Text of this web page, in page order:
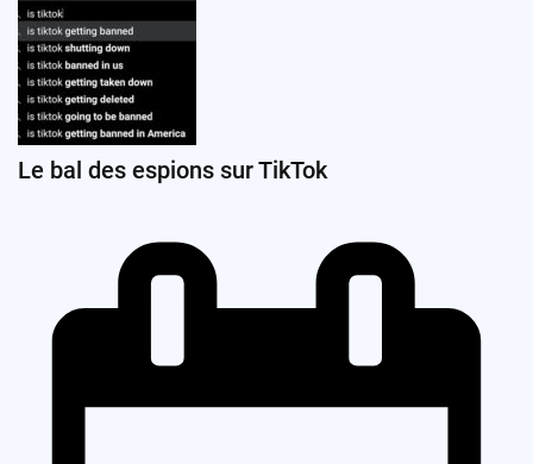
Le bal des espions sur TikTok